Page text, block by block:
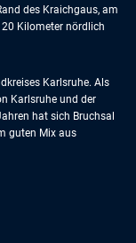
des Kraichgaus, am
20 Kilometer nördlich
Karlsruhe. Als
Karlsruhe und der
hat sich Bruchsal
guten Mix aus